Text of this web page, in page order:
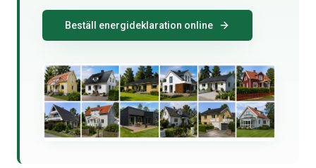
Beställ energideklaration online